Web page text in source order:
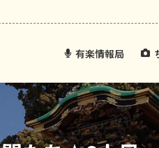
有楽情報局